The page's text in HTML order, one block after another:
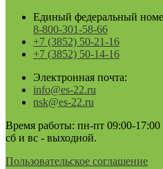
Единый федеральный
8-800-301-58-66
+7 (3852) 50-21-16
+7 (3852) 50-14-16
Электронная почта:
info@es-22.ru
nsk@es-22.ru
Время работы: пн-пт 09:00-
сб и вс - выходной.
Пользовательское соглашение